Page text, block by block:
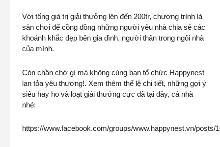
Với tổng giá trị giải thưởng lên đến 200tr, chương trình là
sân chơi để cồng đồng những người yêu nhà chia sẻ các
khoảnh khắc đẹp bên gia đình, người thân trong ngôi nhà
của mình.
Còn chần chờ gì mà không cùng ban tổ chức Happynest
lan tỏa yêu thương!. Xem thêm thể lệ chi tiết, những gợi ý
siêu hay ho và loạt giải thưởng cực đã tại đây, cả nhà
nhé:
https://www.facebook.com/groups/www.happynest.vn/posts/